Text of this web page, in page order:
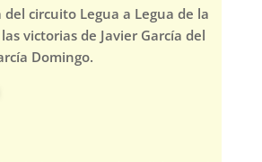
circuito Legua a Legua de la
victorias de Javier García del
Domingo.